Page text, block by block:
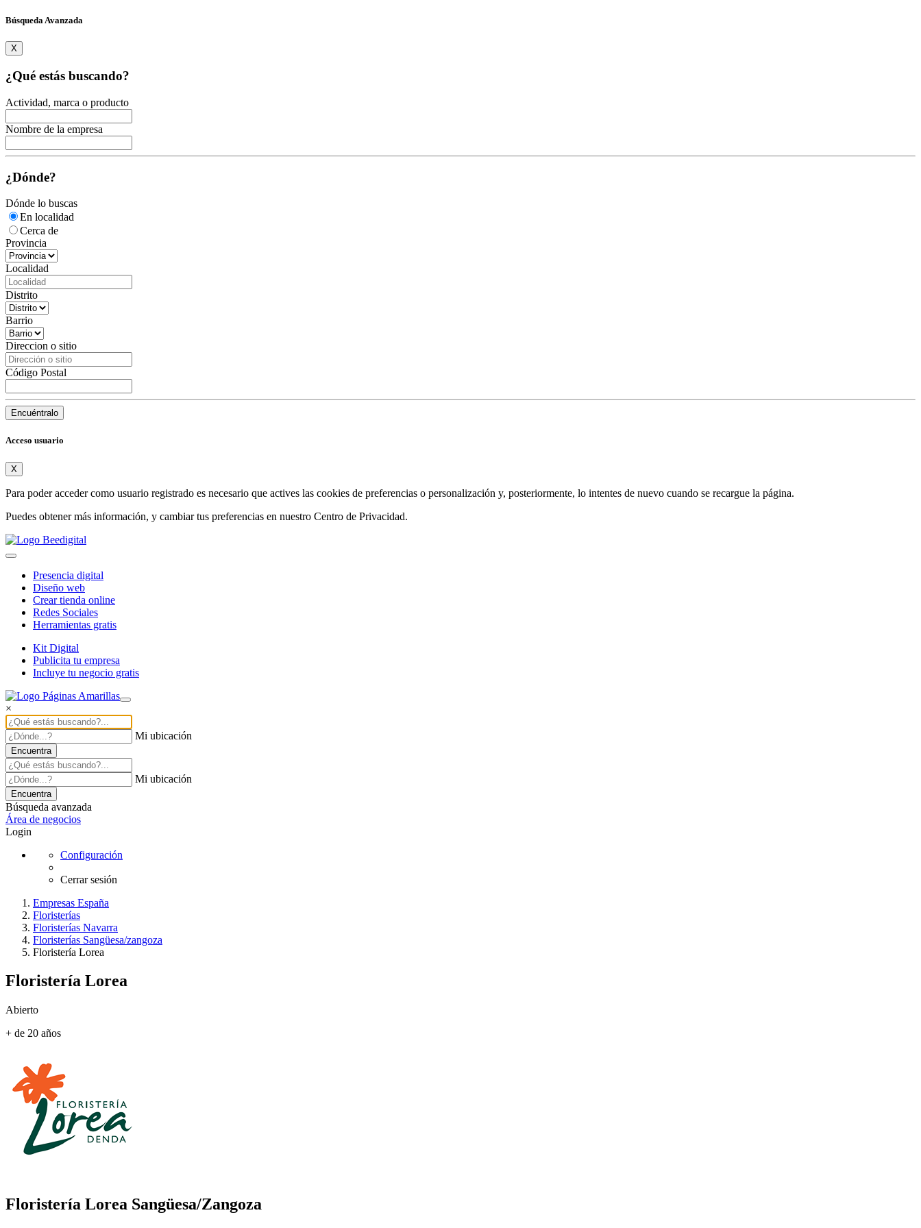
Búsqueda Avanzada
X
¿Qué estás buscando?
Actividad, marca o producto
Nombre de la empresa
¿Dónde?
Dónde lo buscas
En localidad
Cerca de
Provincia
Localidad
Distrito
Barrio
Direccion o sitio
Código Postal
Encuéntralo
Acceso usuario
X
Para poder acceder como usuario registrado es necesario que actives las cookies de preferencias o personalización y, posteriormente, lo intentes de nuevo cuando se recargue la página.
Puedes obtener más información, y cambiar tus preferencias en nuestro Centro de Privacidad.
Presencia digital
Diseño web
Crear tienda online
Redes Sociales
Herramientas gratis
Kit Digital
Publicita tu empresa
Incluye tu negocio gratis
×
Mi ubicación
Encuentra
Mi ubicación
Encuentra
Búsqueda avanzada
Área de negocios
Login
Configuración
Cerrar sesión
Empresas España
Floristerías
Floristerías Navarra
Floristerías Sangüesa/zangoza
Floristería Lorea
Floristería Lorea
Abierto
+ de 20 años
Floristería Lorea Sangüesa/Zangoza